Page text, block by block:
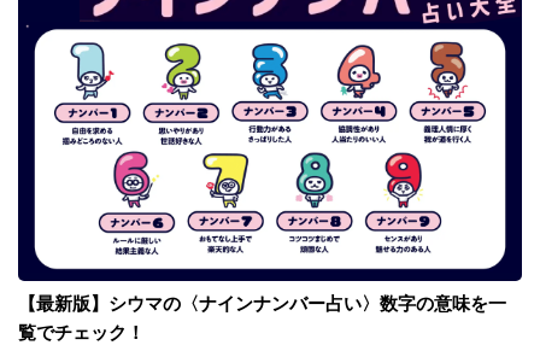
【最新版】シウマの〈ナインナンバー占い〉数字の意味を一
覧でチェック！